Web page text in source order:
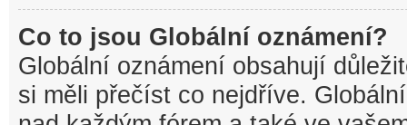
Co to jsou Globální oznámení?
Globální oznámení obsahují
si měli přečíst co nejdříve.